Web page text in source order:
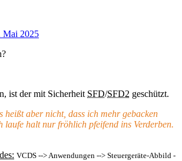
Mai 2025
ist der mit Sicherheit SFD/SFD2 geschützt.
heißt aber nicht, dass ich mehr gebacken
laufe halt nur fröhlich pfeifend ins Verderben.
VCDS --> Anwendungen --> Steuergeräte-Abbild -